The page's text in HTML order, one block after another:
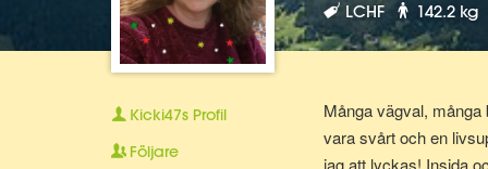
LCHF 142.2 kg
Många vägval,
vara svårt och en
jag att lyckas! Insida
Kicki47s Profil
Följare